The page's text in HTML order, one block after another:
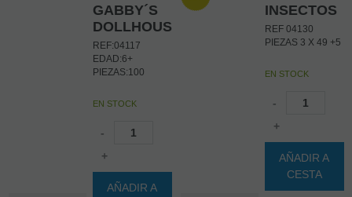
GABBY´S
DOLLHOUSE
REF:04117
EDAD:6+
PIEZAS:100
EN STOCK
-
+
AÑADIR A
INSECTOS
REF 04130
PIEZAS 3 X 49 +5
EN STOCK
-
+
AÑADIR A
CESTA